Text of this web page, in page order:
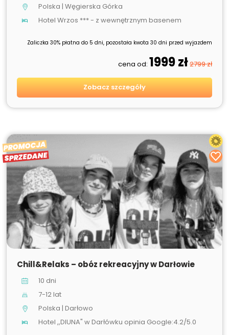
Polska | Węgierska Górka
Hotel Wrzos *** - z wewnętrznym basenem
Zaliczka 30% płatna do 5 dni, pozostała kwota 30 dni przed wyjazdem
cena od: 1999 zł2799 zł
Zobacz szczegóły
PROMOCJA
SPRZEDANE
SPRZEDANE
Chill&Relaks – obóz rekreacyjny w Darłowie
10 dni
7-12 lat
Polska | Darłowo
Hotel ,,DIUNA" w Darłówku opinia Google:4.2/5.0